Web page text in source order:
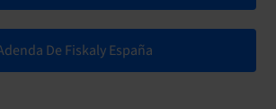
De Fiskaly España